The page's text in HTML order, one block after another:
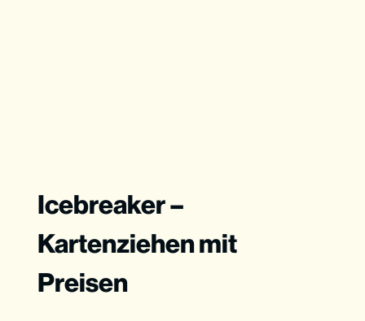
Icebreaker –
Kartenziehen mit
Preisen